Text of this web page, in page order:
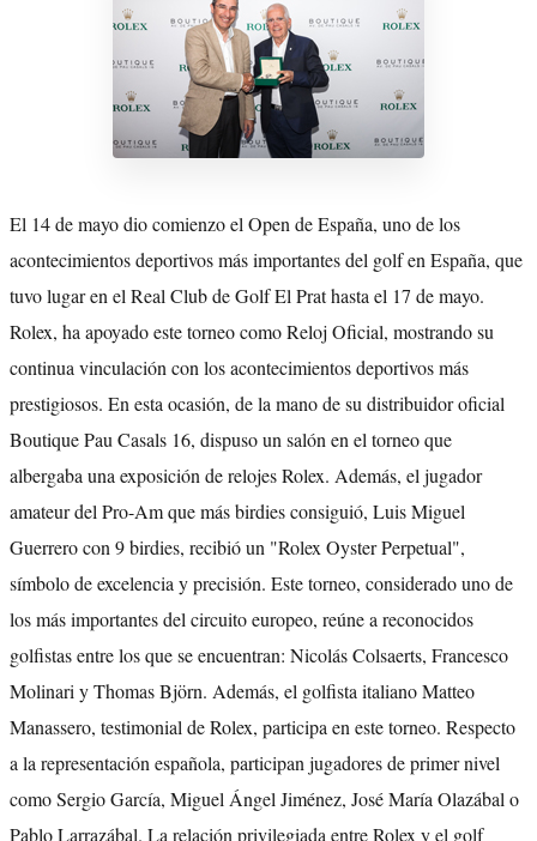
El 14 de mayo dio comienzo el Open de España, uno de los
acontecimientos deportivos más importantes del golf en España, que
tuvo lugar en el Real Club de Golf El Prat hasta el 17 de mayo.
Rolex, ha apoyado este torneo como Reloj Oficial, mostrando su
continua vinculación con los acontecimientos deportivos más
prestigiosos. En esta ocasión, de la mano de su distribuidor oficial
Boutique Pau Casals 16, dispuso un salón en el torneo que
albergaba una exposición de relojes Rolex. Además, el jugador
amateur del Pro-Am que más birdies consiguió, Luis Miguel
Guerrero con 9 birdies, recibió un "Rolex Oyster Perpetual",
símbolo de excelencia y precisión. Este torneo, considerado uno de
los más importantes del circuito europeo, reúne a reconocidos
golfistas entre los que se encuentran: Nicolás Colsaerts, Francesco
Molinari y Thomas Björn. Además, el golfista italiano Matteo
Manassero, testimonial de Rolex, participa en este torneo. Respecto
a la representación española, participan jugadores de primer nivel
como Sergio García, Miguel Ángel Jiménez, José María Olazábal o
Pablo Larrazábal. La relación privilegiada entre Rolex y el golf